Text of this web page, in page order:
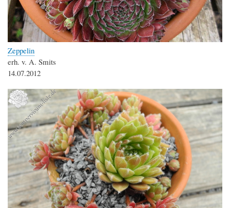
Zeppelin
erh. v. A. Smits
14.07.2012